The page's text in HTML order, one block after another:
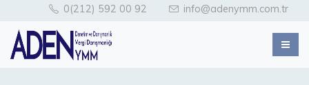
0(212) 592 00 92 info@adenymm.com.tr